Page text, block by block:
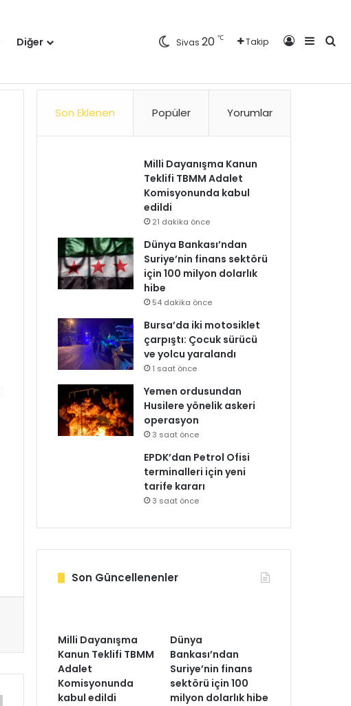
Diğer Sivas 20 ℃ Takip Kayıt Ol
Kenar
Son Eklenen Popüler Yorumlar
Milli Dayanışma Kanun
Teklifi TBMM Adalet
Komisyonunda kabul
edildi
21 dakika önce
Dünya Bankası’ndan
Suriye’nin finans sektörü
için 100 milyon dolarlık
hibe
54 dakika önce
Bursa’da iki motosiklet
çarpıştı: Çocuk sürücü
ve yolcu yaralandı
1 saat önce
Yemen ordusundan
Husilere yönelik askeri
operasyon
3 saat önce
EPDK’dan Petrol Ofisi
terminalleri için yeni
tarife kararı
3 saat önce
Son Güncellenenler
Milli Dayanışma
Kanun Teklifi TBMM
Adalet
Komisyonunda
kabul edildi
Dünya
Bankası’ndan
Suriye’nin finans
sektörü için 100
milyon dolarlık hibe